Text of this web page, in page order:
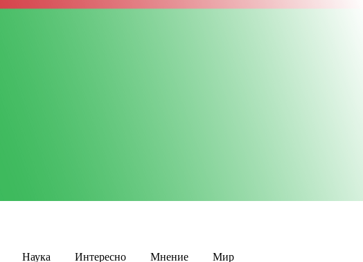
Наука Интересно Мнение Мир